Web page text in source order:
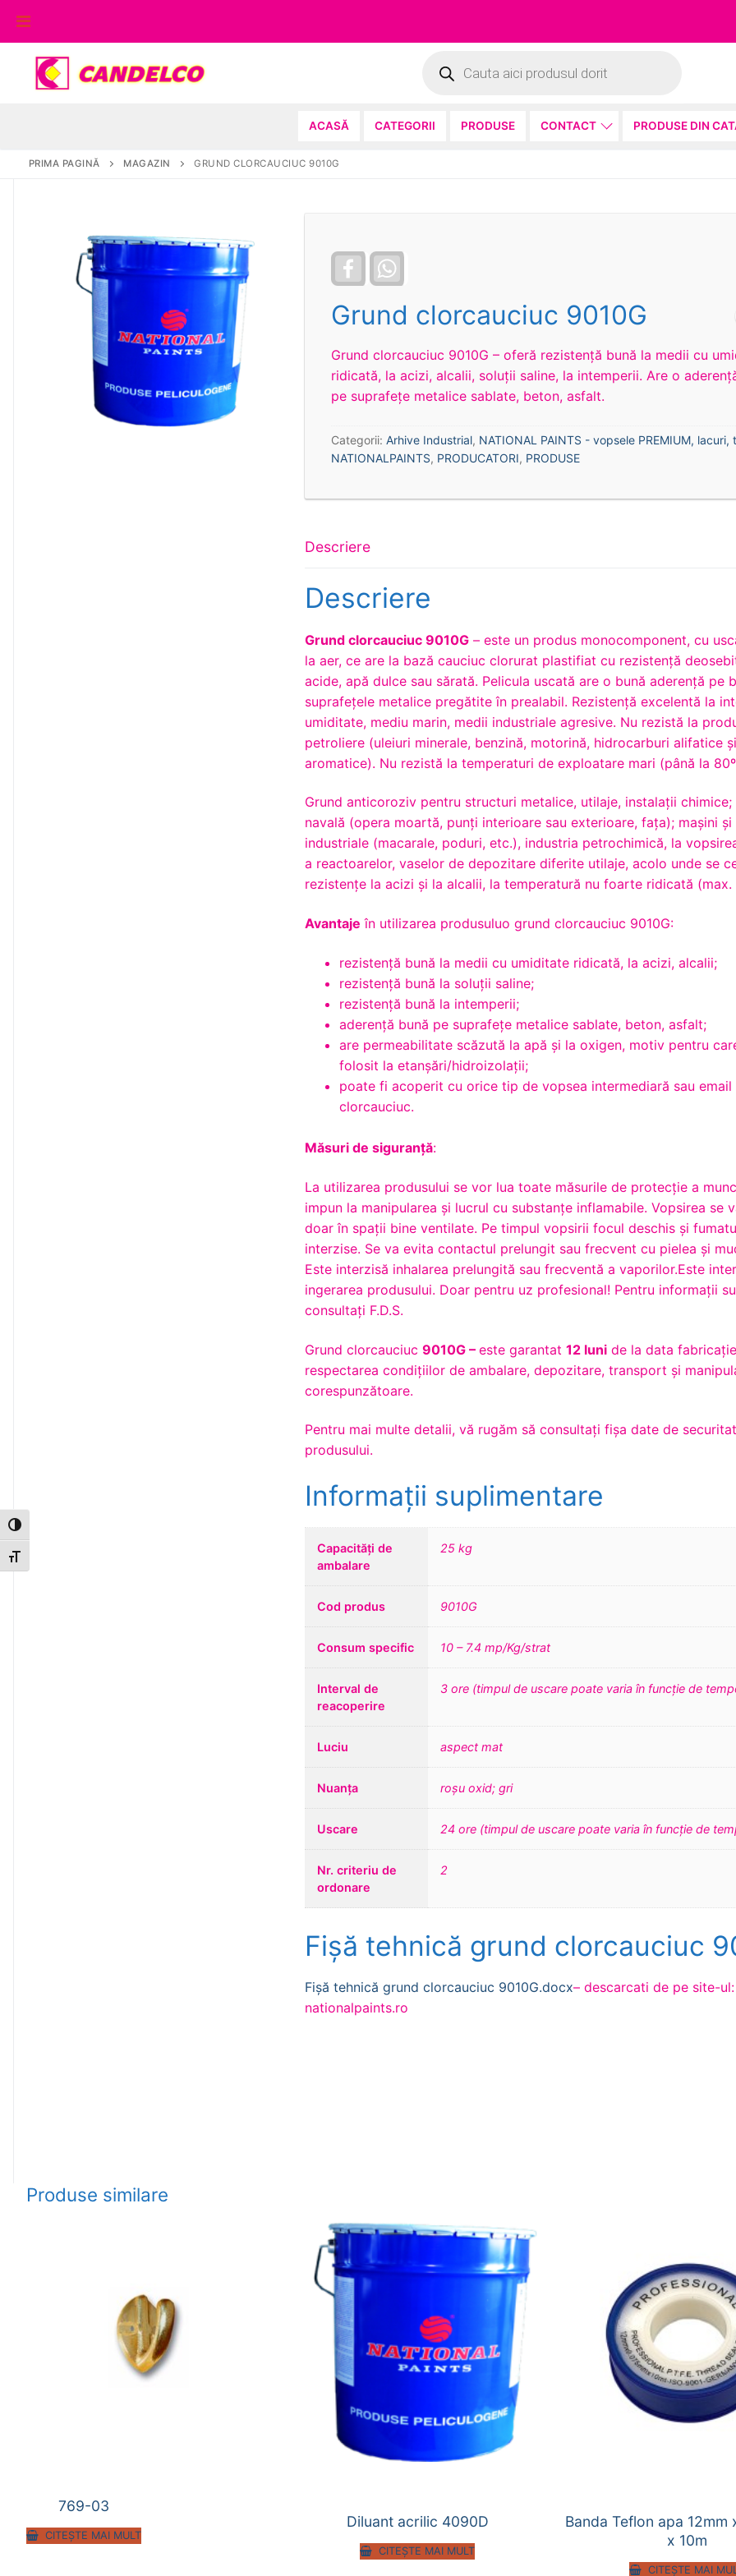
Toggle High Contrast
Toggle Font size
conținut
search
ACASĂ CATEGORII PRODUSE CONTACT PRODUSE DIN
PRIMA PAGINĂ MAGAZIN GRUND CLORCAUCIUC 9010G
Facebook
Grund clorcauciuc 9010G
Grund clorcauciuc 9010G – oferă rezistență bună la medii cu
ridicată, la acizi, alcalii, soluţii saline, la intemperii. Are o
pe suprafeţe metalice sablate, beton, asfalt.
Categorii:Arhive Industrial, NATIONAL PAINTS - vopsele PREMIUM, lacuri,
NATIONALPAINTS, PRODUCATORI, PRODUSE
Descriere
Descriere
Grund clorcauciuc 9010G – este un produs monocomponent, cu
la aer, ce are la bază cauciuc clorurat plastifiat cu rezistență
acide, apă dulce sau sărată. Pelicula uscată are o bună aderență pe
suprafețele metalice pregătite în prealabil. Rezistenţă excelentă la
umiditate, mediu marin, medii industriale agresive. Nu rezistă la
petroliere (uleiuri minerale, benzină, motorină, hidrocarburi alifatice şi
aromatice). Nu rezistă la temperaturi de exploatare mari (până la
Grund anticoroziv pentru structuri metalice, utilaje, instalații chimice;
navală (opera moartă, punţi interioare sau exterioare, fața); maşini şi
industriale (macarale, poduri, etc.), industria petrochimică, la
a reactoarelor, vaselor de depozitare diferite utilaje, acolo unde se
rezistenţe la acizi şi la alcalii, la temperatură nu foarte ridicată (max.
Avantaje în utilizarea produsuluo grund clorcauciuc 9010G:
rezistenţă bună la medii cu umiditate ridicată, la acizi, alcalii;
rezistenţă bună la soluţii saline;
rezistenţă bună la intemperii;
aderenţă bună pe suprafeţe metalice sablate, beton, asfalt;
are permeabilitate scăzută la apă şi la oxigen, motiv pentru
folosit la etanşări/hidroizolaţii;
poate fi acoperit cu orice tip de vopsea intermediară sau email
clorcauciuc.
Măsuri de siguranță:
La utilizarea produsului se vor lua toate măsurile de protecție a
impun la manipularea și lucrul cu substanțe inflamabile. Vopsirea se
doar în spații bine ventilate. Pe timpul vopsirii focul deschis și
interzise. Se va evita contactul prelungit sau frecvent cu pielea şi
Este interzisă inhalarea prelungită sau frecventă a vaporilor.Este
ingerarea produsului. Doar pentru uz profesional! Pentru informaţii
consultaţi F.D.S.
Grund clorcauciuc9010G –este garantat12 luni de la data
respectarea condițiilor de ambalare, depozitare, transport și
corespunzătoare.
Pentru mai multe detalii, vă rugăm să consultaţi fişa date de
produsului.
Informații suplimentare
Capacități de
ambalare
25 kg
Cod produs 9010G
Consum specific 10 – 7.4 mp/Kg/strat
Interval de
reacoperire
3 ore (timpul de uscare poate varia în funcție de
Luciu aspect mat
Nuanța roșu oxid; gri
Uscare 24 ore (timpul de uscare poate varia în funcție de
Nr. criteriu de
ordonare
2
Fișă tehnică grund clorcauciuc
Fișă tehnică grund clorcauciuc 9010G.docx– descarcati de pe site-ul:
nationalpaints.ro
Produse similare
769-03
CITEȘTE MAI MULT
Diluant acrilic 4090D
CITEȘTE MAI MULT
Banda Teflon apa 12mm
x 10m
CITEȘTE MAI